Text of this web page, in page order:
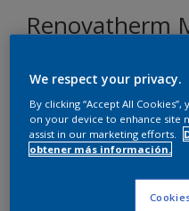
Renovatherm
AZUL FREE
Tamaño
We respect your privacy.
By clicking “Accept All
on your device to enhance site
assist in our marketing efforts.
obtener más información.